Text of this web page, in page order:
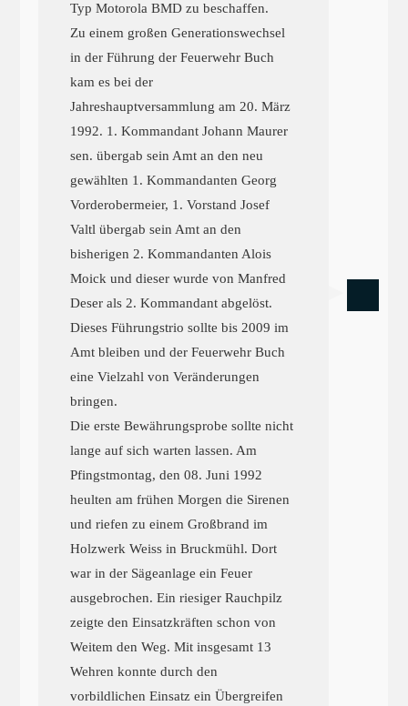
Typ Motorola BMD zu beschaffen.
Zu einem großen Generationswechsel
in der Führung der Feuerwehr Buch
kam es bei der
Jahreshauptversammlung am 20. März
1992. 1. Kommandant Johann Maurer
sen. übergab sein Amt an den neu
gewählten 1. Kommandanten Georg
Vorderobermeier, 1. Vorstand Josef
Valtl übergab sein Amt an den
bisherigen 2. Kommandanten Alois
Moick und dieser wurde von Manfred
Deser als 2. Kommandant abgelöst.
Dieses Führungstrio sollte bis 2009 im
Amt bleiben und der Feuerwehr Buch
eine Vielzahl von Veränderungen
bringen.
Die erste Bewährungsprobe sollte nicht
lange auf sich warten lassen. Am
Pfingstmontag, den 08. Juni 1992
heulten am frühen Morgen die Sirenen
und riefen zu einem Großbrand im
Holzwerk Weiss in Bruckmühl. Dort
war in der Sägeanlage ein Feuer
ausgebrochen. Ein riesiger Rauchpilz
zeigte den Einsatzkräften schon von
Weitem den Weg. Mit insgesamt 13
Wehren konnte durch den
vorbildlichen Einsatz ein Übergreifen